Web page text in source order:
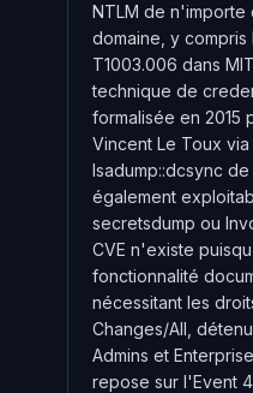
NTLM de n'importe
domaine, y
T1003.006 dans
technique de
formalisée en 2015
Vincent Le Toux
lsadump::dcsync
également
secretsdump ou
CVE n'existe
fonctionnalité
nécessitant les
Changes/All,
Admins et
repose sur l'Event